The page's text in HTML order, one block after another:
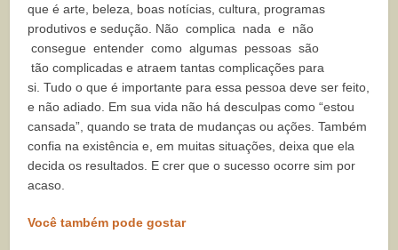
que é arte, beleza, boas notícias, cultura, programas
produtivos e sedução. Não complica nada e não
consegue entender como algumas pessoas são
tãocomplicadas e atraem tantas complicações para
si.Tudo o que é importante para essa pessoa deve ser feito,
e não adiado. Em suavida não há desculpas como “estou
cansada”, quando se trata de mudanças ou ações.Também
confia na existência e, em muitas situações, deixa que ela
decida os resultados. E crer que o sucesso ocorre sim por
acaso.
Você também pode gostar